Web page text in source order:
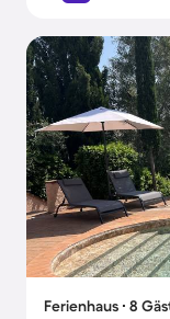
Ferienhaus ∙ 8